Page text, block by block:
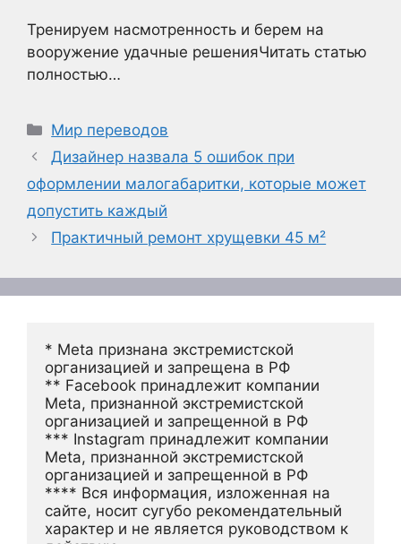
Тренируем насмотренность и берем на
вооружение удачные решенияЧитать статью
полностью…
Рубрики
Мир переводов
Дизайнер назвала 5 ошибок при
оформлении малогабаритки, которые может
допустить каждый
Практичный ремонт хрущевки 45 м²
* Meta признана экстремистской
организацией и запрещена в РФ
** Facebook принадлежит компании
Meta, признанной экстремистской
организацией и запрещенной в РФ
*** Instagram принадлежит компании
Meta, признанной экстремистской
организацией и запрещенной в РФ
**** Вся информация, изложенная на
сайте, носит сугубо рекомендательный
характер и не является руководством к